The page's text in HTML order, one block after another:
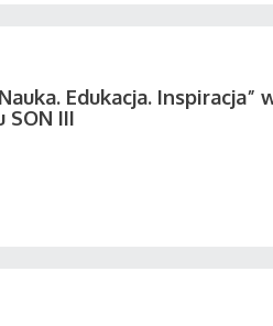
Edukacja. Inspiracja”
SON III